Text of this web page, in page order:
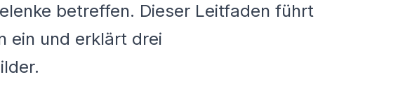
betreffen. Dieser Leitfaden führt
ein und erklärt drei